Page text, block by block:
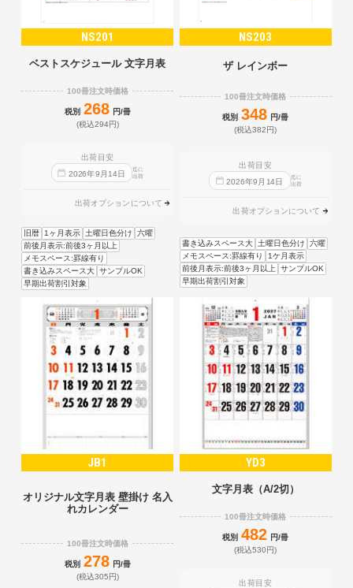
NS201
ベストスケジュール 文字月表
100冊注文時価格
税別 268 円/冊
(税込294円)
出荷目安
2026年9 月14日
迄に
出荷
出荷オプションについて
旧暦 1ヶ月表示 土曜日色分け
六曜
前後月表示:前後3ヶ月以上
メモスペース:罫線有り
書き込みスペース大 サンプルOK
早期出荷割引対象
NS203
ザ レインボー
100冊注文時価格
税別 348 円/冊
(税込382円)
出荷目安
2026年9 月 14日
迄に
出荷
出荷オプションについて
書き込みスペース大 土曜日色分け
六曜
メモスペース:罫線有り
1ケ月表示
前後月表示:前後3ヶ月以上
サンプルOK
早期出荷割引対象
JB1
オリジナル文字月表 壁掛け 名入
れカレンダー
100冊注文時価格
税別 278 円/冊
(税込305円)
YD3
文字月表（A/2切）
100冊注文時価格
税別 482 円/冊
(税込530円)
出荷目安